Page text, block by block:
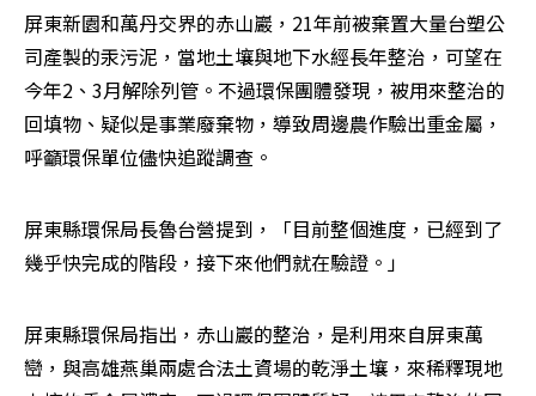
屏東新園和萬丹交界的赤山巖，21年前被棄置大量台塑公
司產製的汞污泥，當地土壤與地下水經長年整治，可望在
今年2、3月解除列管。不過環保團體發現，被用來整治的
回填物、疑似是事業廢棄物，導致周邊農作驗出重金屬，
呼籲環保單位儘快追蹤調查。
屏東縣環保局長魯台營提到，「目前整個進度，已經到了
幾乎快完成的階段，接下來他們就在驗證。」
屏東縣環保局指出，赤山巖的整治，是利用來自屏東萬
巒，與高雄燕巢兩處合法土資場的乾淨土壤，來稀釋現地